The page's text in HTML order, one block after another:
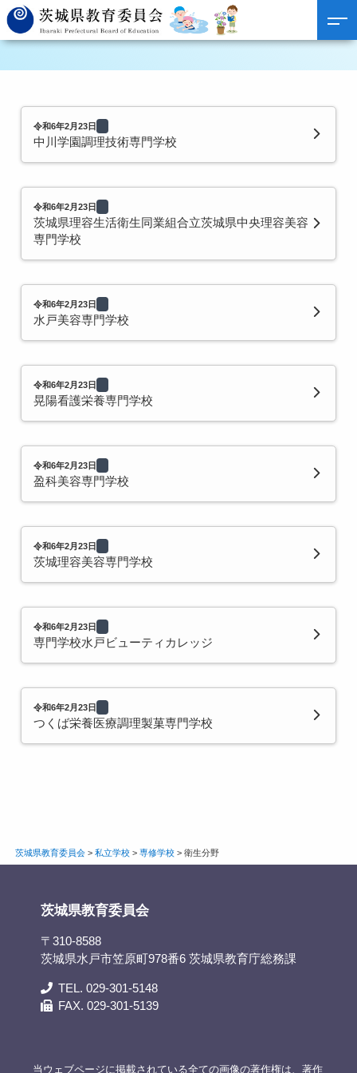
令和6年2月23日
中川学園調理技術専門学校
令和6年2月23日
茨城県理容生活衛生同業組合立茨城県中央理容美容
専門学校
令和6年2月23日
水戸美容専門学校
令和6年2月23日
晃陽看護栄養専門学校
令和6年2月23日
盈科美容専門学校
令和6年2月23日
茨城理容美容専門学校
令和6年2月23日
専門学校水戸ビューティカレッジ
令和6年2月23日
つくば栄養医療調理製菓専門学校
茨城県教育委員会> 私立学校> 専修学校> 衛生分野
茨城県教育委員会
〒310-8588
茨城県水戸市笠原町978番6 茨城県教育庁総務課
TEL. 029-301-5148
FAX. 029-301-5139
当ウェブページに掲載されている全ての画像の著作権は、著作